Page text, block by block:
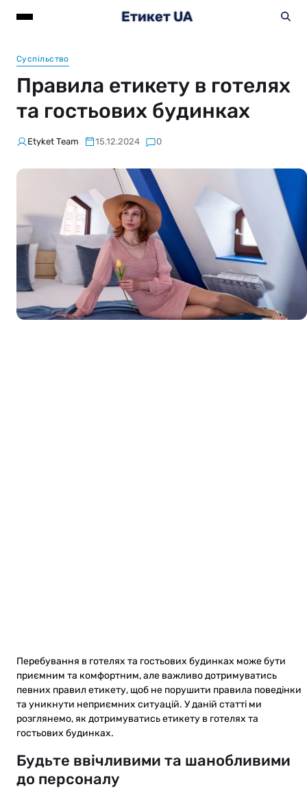
Етикет UA
Суспільство
Правила етикету в готелях
та гостьових будинках
Etyket Team 15.12.2024 0
Перебування в готелях та гостьових будинках може бути
приємним та комфортним, але важливо дотримуватись
певних правил етикету, щоб не порушити правила поведінки
та уникнути неприємних ситуацій. У даній статті ми
розглянемо, як дотримуватись етикету в готелях та
гостьових будинках.
Будьте ввічливими та шанобливими
до персоналу